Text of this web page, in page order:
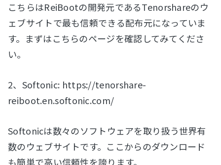
こちらはReiBootの開発元であるTenorshareのウ
ェブサイトで最も信頼できる配布元になっていま
す。まずはこちらのページを確認してみてくださ
い。
2、Softonic: https://tenorshare-
reiboot.en.softonic.com/
Softonicは数々のソフトウェアを取り扱う世界有
数のウェブサイトです。ここからのダウンロード
も簡単で高い信頼性を誇ります。